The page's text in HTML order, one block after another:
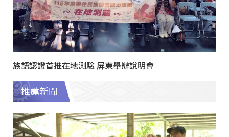
族語認證首推在地測驗 屏東舉辦說明會
推薦新聞